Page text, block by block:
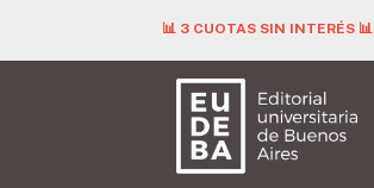
📊 3 CUOTAS SIN INTERÉS 📊